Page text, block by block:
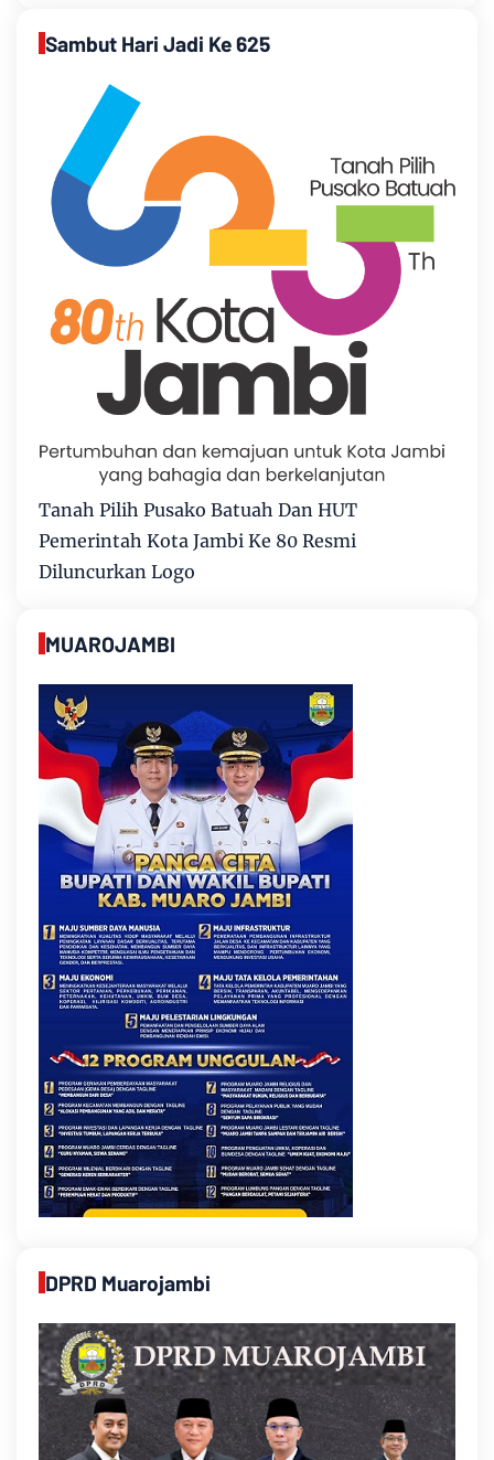
Sambut Hari Jadi Ke 625
Tanah Pilih Pusako Batuah Dan HUT
Pemerintah Kota Jambi Ke 80 Resmi
Diluncurkan Logo
MUAROJAMBI
DPRD Muarojambi